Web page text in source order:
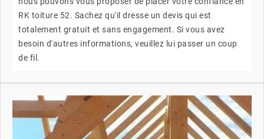
RK toiture 52. Sachez qu'il dresse un devis qui est
totalement gratuit et sans engagement. Si vous avez
besoin d'autres informations, veuillez lui passer un coup
de fil.